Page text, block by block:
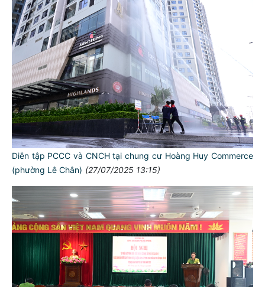
Diễn tập PCCC và CNCH tại chung cư Hoàng Huy Commerce
(phường Lê Chân) (27/07/2025 13:15)